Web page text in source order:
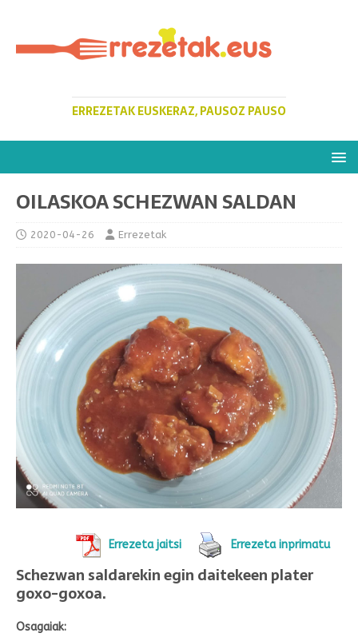
ERREZETAK EUSKERAZ, PAUSOZ PAUSO
OILASKOA SCHEZWAN SALDAN
2020-04-26 Errezetak
Errezeta jaitsi Errezeta inprimatu
Schezwan saldarekin egin daitekeen plater
goxo-goxoa.
Osagaiak: